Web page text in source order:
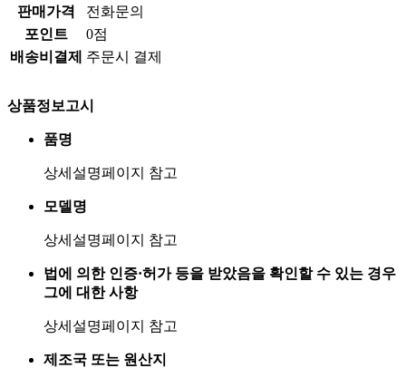
판매가격
전화문의
포인트
0점
배송비결제
주문시 결제
상품정보고시
품명
상세설명페이지 참고
모델명
상세설명페이지 참고
법에 의한 인증·허가 등을 받았음을 확인할 수 있는 경우
그에 대한 사항
상세설명페이지 참고
제조국 또는 원산지